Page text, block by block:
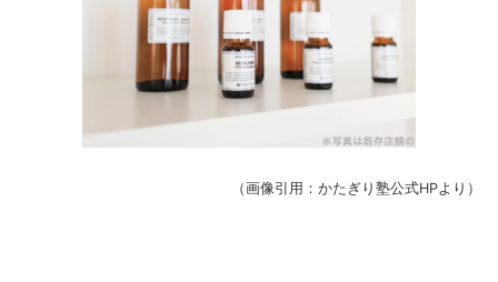
（画像引用：かたぎり塾公式HPより）